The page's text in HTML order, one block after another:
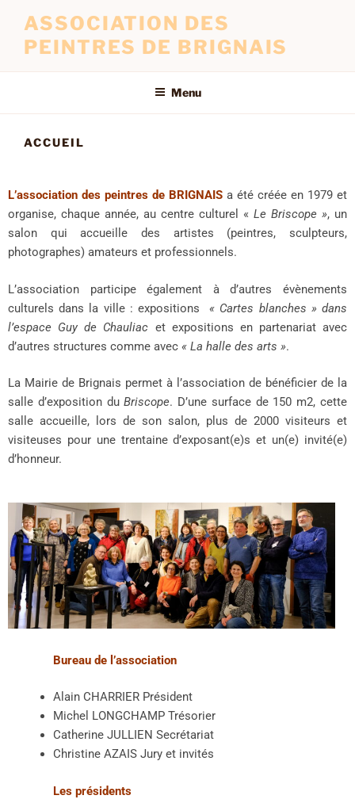
ASSOCIATION DES
PEINTRES DE BRIGNAIS
Menu
ACCUEIL
L’association des peintres de BRIGNAIS a été créée en 1979 et
organise, chaque année, au centre culturel « Le Briscope », un
salon qui accueille des artistes (peintres, sculpteurs,
photographes) amateurs et professionnels.
L’association participe également à d’autres évènements
culturels dans la ville : expositions« Cartes blanches » dans
l’espace Guy de Chauliac et expositions en partenariat avec
d’autres structures comme avec « La halle des arts ».
La Mairie de Brignais permet à l’association de bénéficier de la
salle d’exposition duBriscope. D’une surface de 150 m2, cette
salle accueille, lors de son salon, plus de 2000 visiteurs et
visiteuses pour une trentaine d’exposant(e)s et un(e) invité(e)
d’honneur.
Bureau de l’association
Alain CHARRIER Président
Michel LONGCHAMP Trésorier
Catherine JULLIEN Secrétariat
Christine AZAIS Jury et invités
Les présidents